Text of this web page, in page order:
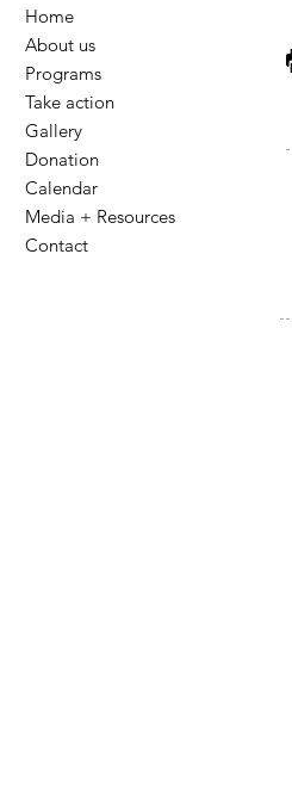
Home
About us
Programs
Take action
Gallery
Donation
Calendar
Media + Resources
Contact